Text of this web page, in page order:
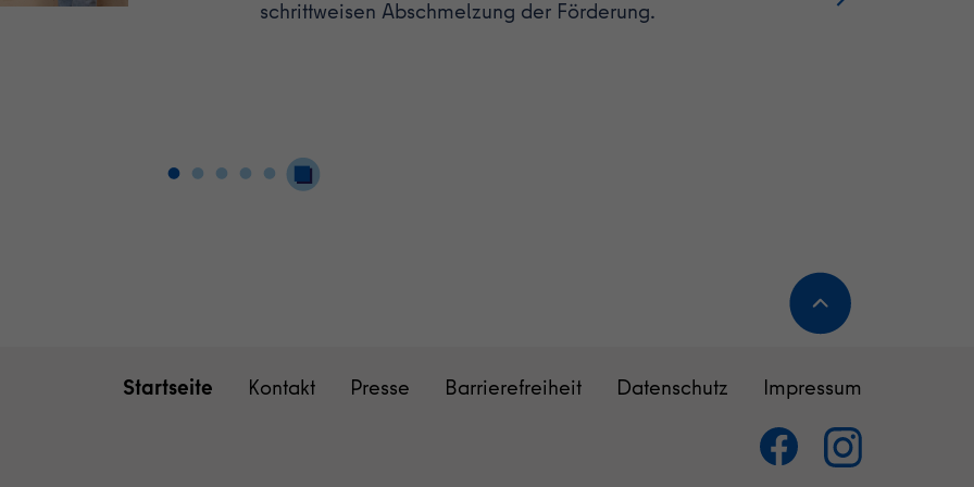
schrittweisen Abschmelzung der Förderung.
Startseite Kontakt Presse Barrierefreiheit Datenschutz Impressum